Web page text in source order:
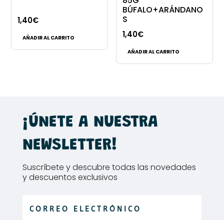
en
de
producto
1,40€
AÑADIR AL CARRITO
BÚFALO+ARÁNDANO
S
1,40€
AÑADIR AL CARRITO
¡ÚNETE A NUESTRA
NEWSLETTER!
Suscríbete y descubre todas las novedades
y descuentos exclusivos